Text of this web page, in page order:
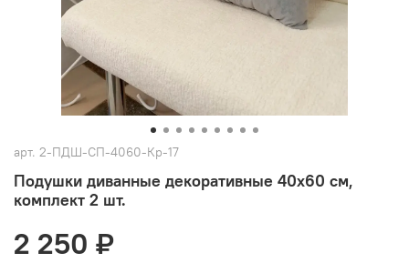
арт. 2-ПДШ-СП-4060-Кр-17
Подушки диванные декоративные 40х60 см,
комплект 2 шт.
2 250 ₽